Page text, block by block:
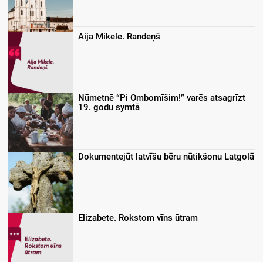
Aija Mikele. Randeņš
Nūmetnē “Pi Ombomīšim!” varēs atsagrīzt
19. godu symtā
Dokumentejūt latvīšu bēru nūtikšonu Latgolā
Elizabete. Rokstom vīns ūtram